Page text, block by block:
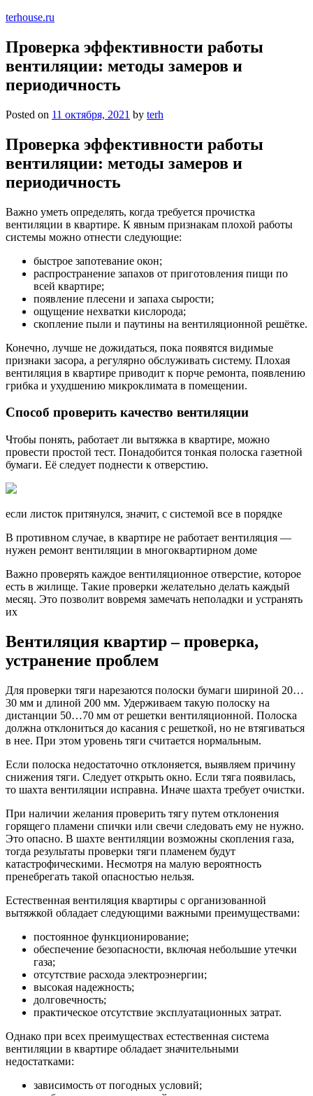
terhouse.ru
Проверка эффективности работы
вентиляции: методы замеров и
периодичность
Posted on 11 октября, 2021 by terh
Проверка эффективности работы
вентиляции: методы замеров и
периодичность
Важно уметь определять, когда требуется прочистка
вентиляции в квартире. К явным признакам плохой работы
системы можно отнести следующие:
быстрое запотевание окон;
распространение запахов от приготовления пищи по
всей квартире;
появление плесени и запаха сырости;
ощущение нехватки кислорода;
скопление пыли и паутины на вентиляционной решётке.
Конечно, лучше не дожидаться, пока появятся видимые
признаки засора, а регулярно обслуживать систему. Плохая
вентиляция в квартире приводит к порче ремонта, появлению
грибка и ухудшению микроклимата в помещении.
Способ проверить качество вентиляции
Чтобы понять, работает ли вытяжка в квартире, можно
провести простой тест. Понадобится тонкая полоска газетной
бумаги. Её следует поднести к отверстию.
если листок притянулся, значит, с системой все в порядке
В противном случае, в квартире не работает вентиляция —
нужен ремонт вентиляции в многоквартирном доме
Важно проверять каждое вентиляционное отверстие, которое
есть в жилище. Такие проверки желательно делать каждый
месяц. Это позволит вовремя замечать неполадки и устранять
их
Вентиляция квартир – проверка,
устранение проблем
Для проверки тяги нарезаются полоски бумаги шириной 20…
30 мм и длиной 200 мм. Удерживаем такую полоску на
дистанции 50…70 мм от решетки вентиляционной. Полоска
должна отклониться до касания с решеткой, но не втягиваться
в нее. При этом уровень тяги считается нормальным.
Если полоска недостаточно отклоняется, выявляем причину
снижения тяги. Следует открыть окно. Если тяга появилась,
то шахта вентиляции исправна. Иначе шахта требует очистки.
При наличии желания проверить тягу путем отклонения
горящего пламени спички или свечи следовать ему не нужно.
Это опасно. В шахте вентиляции возможны скопления газа,
тогда результаты проверки тяги пламенем будут
катастрофическими. Несмотря на малую вероятность
пренебрегать такой опасностью нельзя.
Естественная вентиляция квартиры с организованной
вытяжкой обладает следующими важными преимуществами:
постоянное функционирование;
обеспечение безопасности, включая небольшие утечки
газа;
отсутствие расхода электроэнергии;
высокая надежность;
долговечность;
практическое отсутствие эксплуатационных затрат.
Однако при всех преимуществах естественная система
вентиляции в квартире обладает значительными
недостатками:
зависимость от погодных условий;